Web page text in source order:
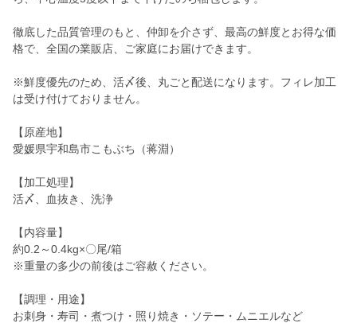
徹底した品質管理のもと、仲卸を介さず、最高の鮮度とお得な価
格で、全国の業販店、ご家庭にお届けできます。
※鮮度優先のため、活〆後、丸ごと配送になります。フィレ加工
は受け付けておりません。
【原産地】
愛媛県宇和島市こもぶち（蒋淵）
【加工処理】
活〆、血抜き、洗浄
【内容量】
約0.2～0.4kg×〇尾/箱
※重量の多少の前後はご容赦ください。
【調理・用途】
お刺身・寿司・煮つけ・照り焼き・ソテー・ムニエルなど